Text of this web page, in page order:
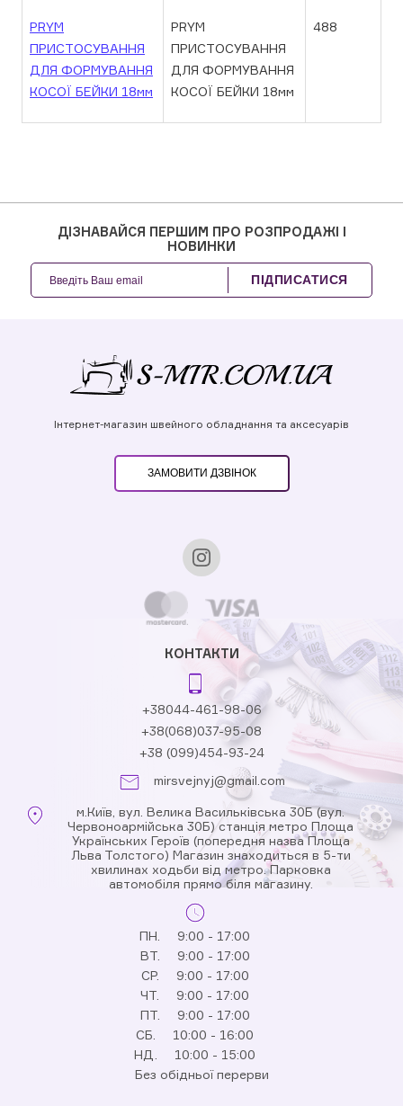
PRYM
ПРИСТОСУВАННЯ
ДЛЯ ФОРМУВАННЯ
КОСОЇ БЕЙКИ 18мм
PRYM
ПРИСТОСУВАННЯ
ДЛЯ ФОРМУВАННЯ
КОСОЇ БЕЙКИ 18мм
488
ДІЗНАВАЙСЯ ПЕРШИМ ПРО РОЗПРОДАЖІ І
НОВИНКИ
ПІДПИСАТИСЯ
Інтернет-магазин швейного обладнання та аксесуарів
ЗАМОВИТИ ДЗВІНОК
КОНТАКТИ
+38044-461-98-06
+38(068)037-95-08
+38 (099)454-93-24
mirsvejnyj@gmail.com
м.Київ, вул. Велика Васильківська 30Б (вул.
Червоноармійська 30Б) станція метро Площа
Українських Героїв (попередня назва Площа
Льва Толстого) Магазин знаходиться в 5-ти
хвилинах ходьби від метро. Парковка
автомобіля прямо біля магазину.
ПН.
9:00 - 17:00
ВТ.
9:00 - 17:00
СР.
9:00 - 17:00
ЧТ.
9:00 - 17:00
ПТ.
9:00 - 17:00
СБ.
10:00 - 16:00
НД.
10:00 - 15:00
Без обідньої перерви